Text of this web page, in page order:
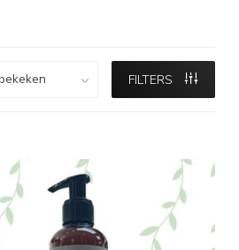
FILTERS